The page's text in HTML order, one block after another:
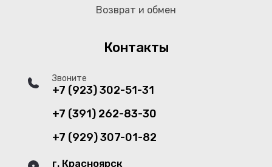
Возврат и обмен
Контакты
Звоните
+7 (923) 302-51-31
+7 (391) 262-83-30
+7 (929) 307-01-82
г. Красноярск